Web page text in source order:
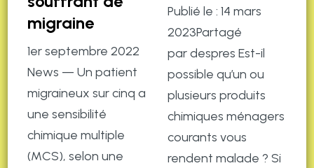
Publié le : 14 mars
2023Partagé
par despres Est-il
possible qu’un ou
plusieurs produits
chimiques ménagers
courants vous
rendent malade ? Si
migraine
1er septembre 2022
News — Un patient
migraineux sur cinq a
une sensibilité
chimique multiple
(MCS), selon une